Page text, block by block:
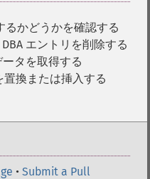
るかどうかを確認する
エントリを削除する
タを取得する
置換または挿入する
• Submit a Pull